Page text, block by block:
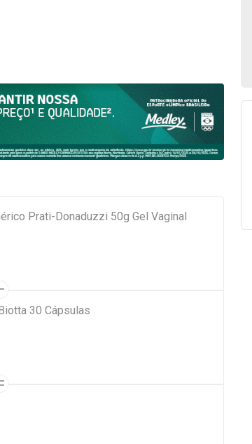
Prati-Donaduzzi 50g Gel Vaginal
30 Cápsulas